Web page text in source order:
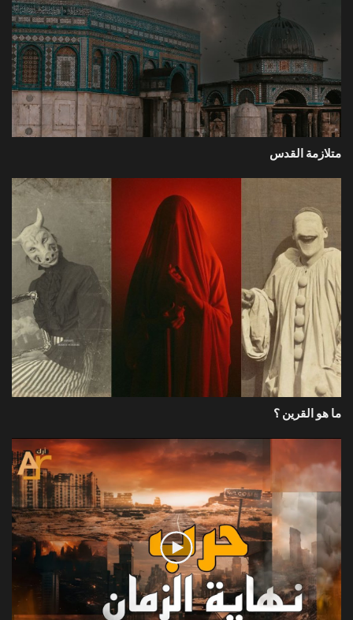
متلازمة القدس
ما هو القرين ؟